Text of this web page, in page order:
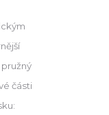
části